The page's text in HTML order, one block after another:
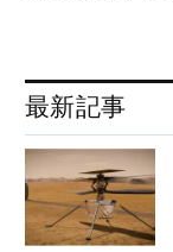
最新記事